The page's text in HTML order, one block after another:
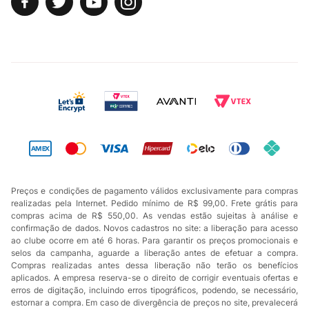
Preços e condições de pagamento válidos exclusivamente para compras
realizadas pela Internet. Pedido mínimo de R$ 99,00. Frete grátis para
compras acima de R$ 550,00. As vendas estão sujeitas à análise e
confirmação de dados. Novos cadastros no site: a liberação para acesso
ao clube ocorre em até 6 horas. Para garantir os preços promocionais e
selos da campanha, aguarde a liberação antes de efetuar a compra.
Compras realizadas antes dessa liberação não terão os benefícios
aplicados. A empresa reserva-se o direito de corrigir eventuais ofertas e
erros de digitação, incluindo erros tipográficos, podendo, se necessário,
estornar a compra. Em caso de divergência de preços no site, prevalecerá